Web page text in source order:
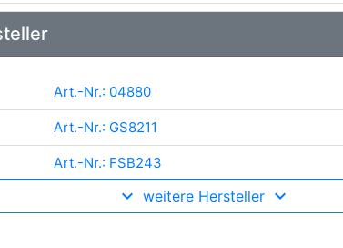
Art.-Nr.: 04880
Art.-Nr.: GS8211
Art.-Nr.: FSB243
Art.-Nr.: 8100 25002weitere Hersteller